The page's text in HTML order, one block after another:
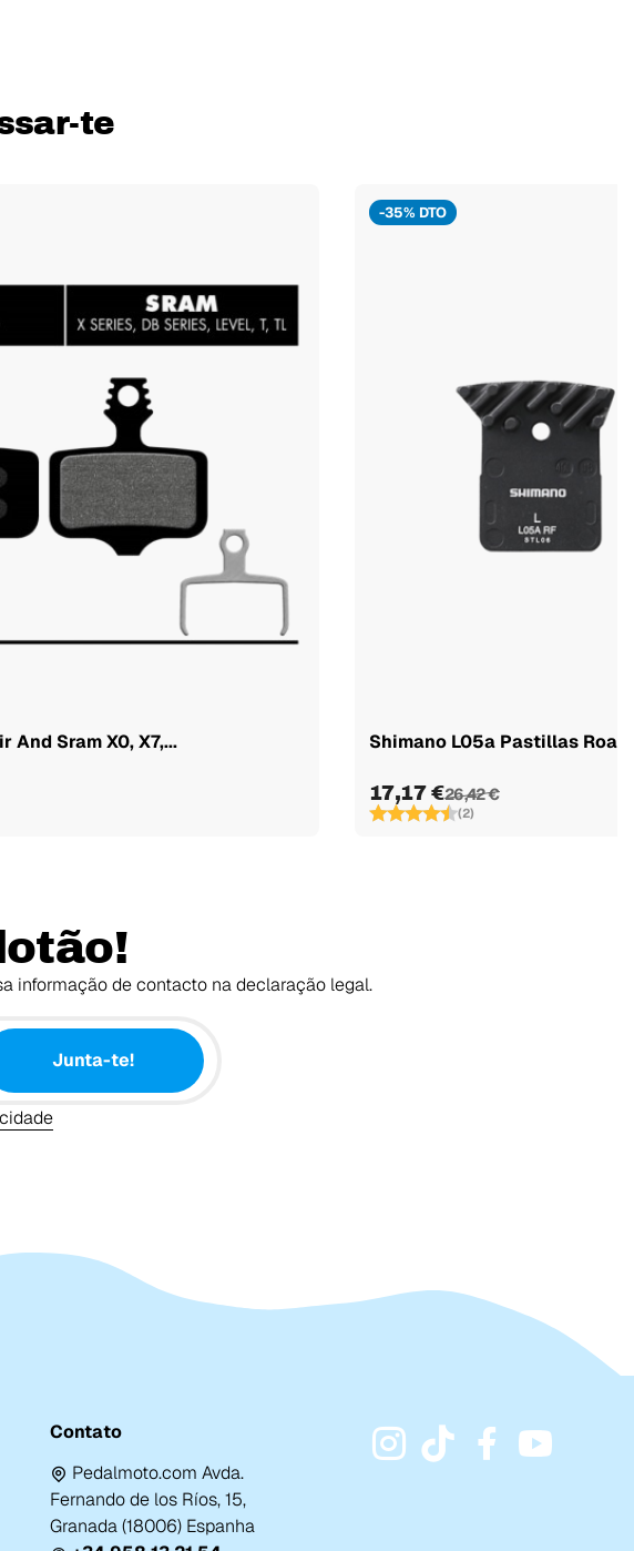
te
Sram X0, X7,...
-35% DTO
Shimano L05a Pastillas
17,17 €26,42 €
(2)
informação de contacto na declaração legal.
Junta-te!
Contato
Pedalmoto.com Avda.
Fernando de los Ríos, 15,
Granada (18006) Espanha